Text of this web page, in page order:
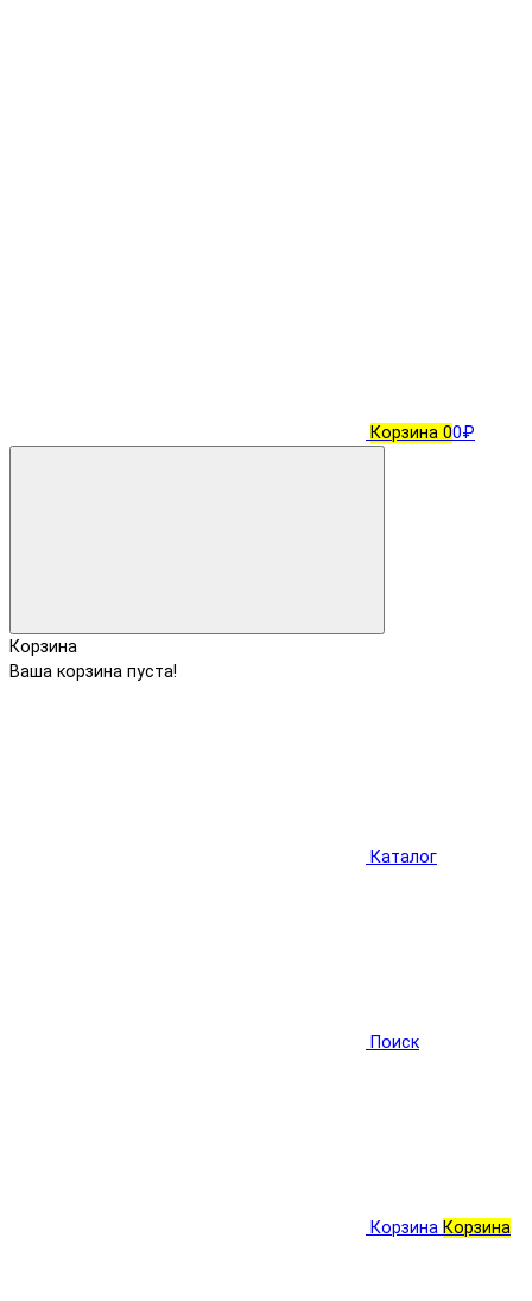
Корзина 00₽
Корзина
Ваша корзина пуста!
Каталог
Поиск
Корзина Корзина